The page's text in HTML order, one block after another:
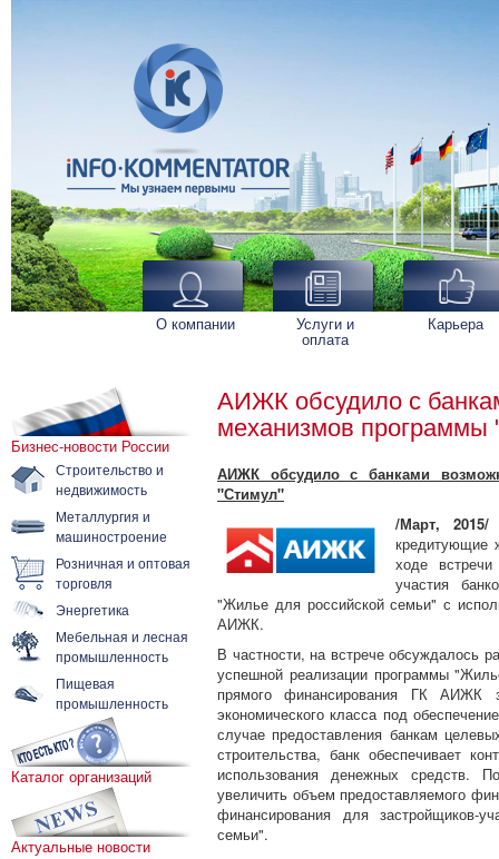
О компании Услуги и
оплата
Карьера
Бизнес-новости России
Строительство и
недвижимость
Металлургия и
машиностроение
Розничная и оптовая
торговля
Энергетика
Мебельная и лесная
промышленность
Пищевая
промышленность
Каталог организаций
Актуальные новости
АИЖК обсудило с
механизмов программы
АИЖК обсудило с банками
"Стимул"
/Март, 2015/
кредитующие
ходе
участия
"Жилье для российской семьи" с
АИЖК.
В частности, на встрече обсуждалось
успешной реализации программы
прямого финансирования ГК АИЖК
экономического класса под
случае предоставления банкам
строительства, банк обеспечивает
использования денежных средств.
увеличить объем предоставляемого
финансирования для застройщиков-
семьи".